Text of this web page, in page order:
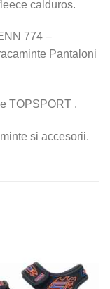
calduros.
774 –
Pantaloni
TOPSPORT .
si accesorii.